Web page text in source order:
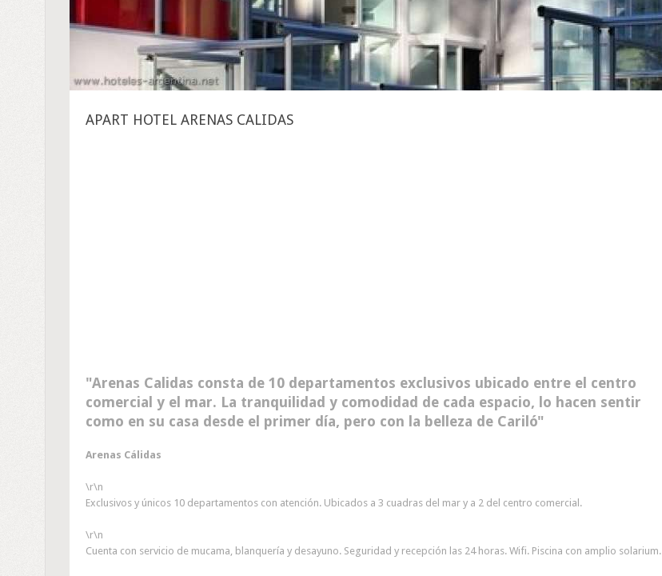
APART HOTEL ARENAS CALIDAS
Arenas Calidas consta de 10 departamentos exclusivos ubicado entre el centro
comercial y el mar. La tranquilidad y comodidad de cada espacio, lo hacen sentir
como en su casa desde el primer día, pero con la belleza de Cariló
Arenas Cálidas
\r\n
Exclusivos y únicos 10 departamentos con atención. Ubicados a 3 cuadras del mar y a 2 del centro comercial.
\r\n
Cuenta con servicio de mucama, blanquería y desayuno. Seguridad y recepción las 24 horas. Wifi. Piscina con amplio solarium.